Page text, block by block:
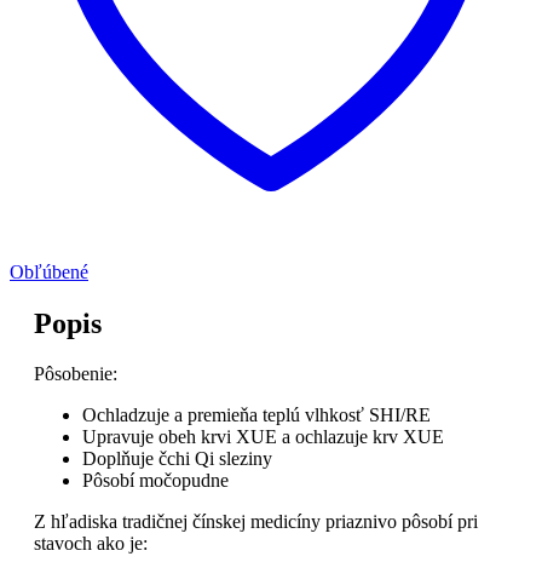
Obľúbené
Popis
Pôsobenie:
Ochladzuje a premieňa teplú vlhkosť SHI/RE
Upravuje obeh krvi XUE a ochlazuje krv XUE
Doplňuje čchi Qi sleziny
Pôsobí močopudne
Z hľadiska tradičnej čínskej medicíny priaznivo pôsobí pri
stavoch ako je: